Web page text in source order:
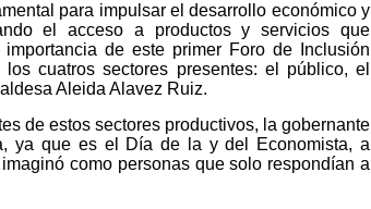
para impulsar el desarrollo económico y
el acceso a productos y servicios que
de este primer Foro de Inclusión
cuatros sectores presentes: el público, el
Aleida Alavez Ruiz.
de estos sectores productivos, la gobernante
ya que es el Día de la y del Economista, a
como personas que solo respondían a